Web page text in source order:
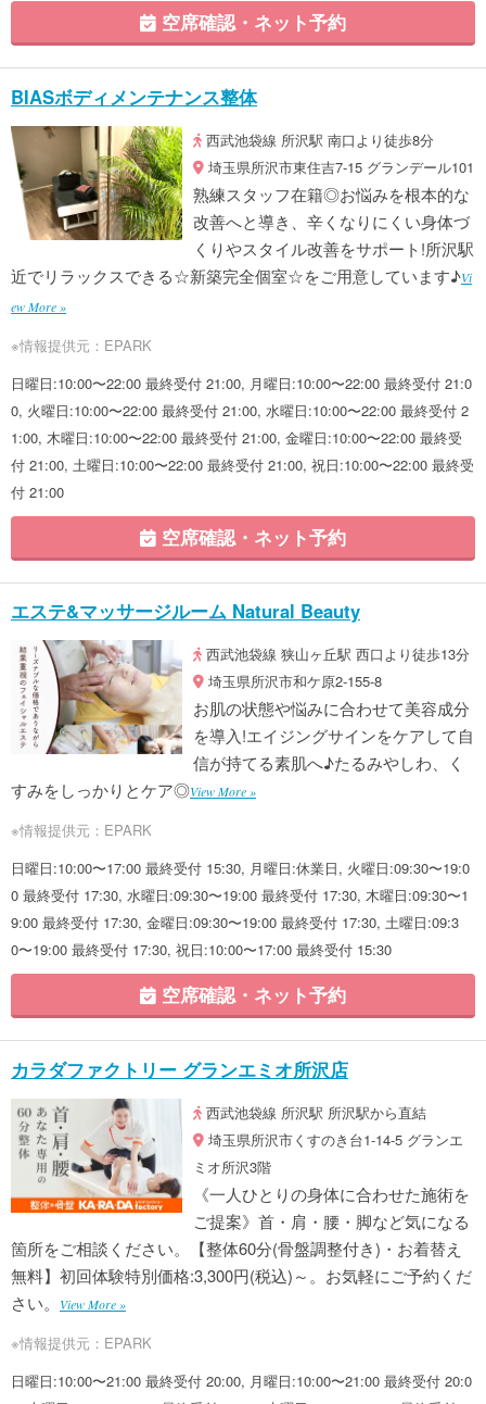
空席確認・ネット予約
BIASボディメンテナンス整体
西武池袋線 所沢駅 南口より徒歩8分
埼玉県所沢市東住吉7-15 グランデール101
熟練スタッフ在籍◎お悩みを根本的な
改善へと導き、辛くなりにくい身体づ
くりやスタイル改善をサポート!所沢駅
近でリラックスできる☆新築完全個室☆をご用意しています♪Vi
ew More »
※情報提供元：EPARK
日曜日:10:00〜22:00 最終受付 21:00, 月曜日:10:00〜22:00 最終受付 21:0
0, 火曜日:10:00〜22:00 最終受付 21:00, 水曜日:10:00〜22:00 最終受付 2
1:00, 木曜日:10:00〜22:00 最終受付 21:00, 金曜日:10:00〜22:00 最終受
付 21:00, 土曜日:10:00〜22:00 最終受付 21:00, 祝日:10:00〜22:00 最終受
付 21:00
空席確認・ネット予約
エステ&マッサージルーム Natural Beauty
西武池袋線 狭山ヶ丘駅 西口より徒歩13分
埼玉県所沢市和ケ原2-155-8
お肌の状態や悩みに合わせて美容成分
を導入!エイジングサインをケアして自
信が持てる素肌へ♪たるみやしわ、く
すみをしっかりとケア◎View More »
※情報提供元：EPARK
日曜日:10:00〜17:00 最終受付 15:30, 月曜日:休業日, 火曜日:09:30〜19:0
0 最終受付 17:30, 水曜日:09:30〜19:00 最終受付 17:30, 木曜日:09:30〜1
9:00 最終受付 17:30, 金曜日:09:30〜19:00 最終受付 17:30, 土曜日:09:3
0〜19:00 最終受付 17:30, 祝日:10:00〜17:00 最終受付 15:30
空席確認・ネット予約
カラダファクトリー グランエミオ所沢店
西武池袋線 所沢駅 所沢駅から直結
埼玉県所沢市くすのき台1-14-5 グランエ
ミオ所沢3階
《一人ひとりの身体に合わせた施術を
ご提案》首・肩・腰・脚など気になる
箇所をご相談ください。【整体60分(骨盤調整付き)・お着替え
無料】初回体験特別価格:3,300円(税込)～。お気軽にご予約くだ
さい。
View More »
※情報提供元：EPARK
日曜日:10:00〜21:00 最終受付 20:00, 月曜日:10:00〜21:00 最終受付 20:0